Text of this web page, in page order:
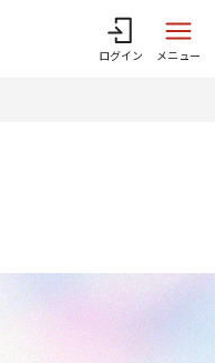
ログイン メニュー